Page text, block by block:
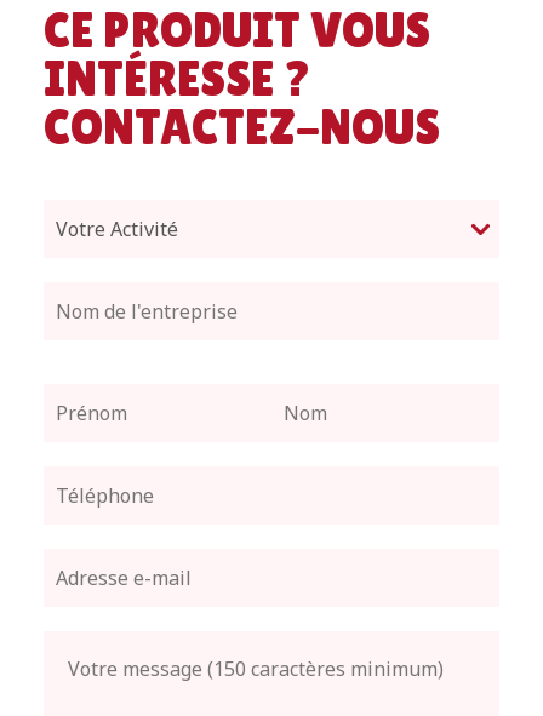
CE PRODUIT VOUS
INTÉRESSE ?
CONTACTEZ-NOUS